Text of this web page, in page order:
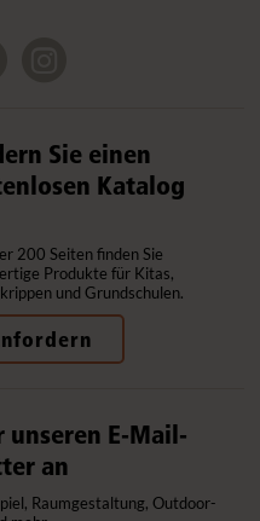
Sie einen
Katalog
200 Seiten finden Sie
Produkte für Kitas,
und Grundschulen.
unseren E-Mail-
an
Raumgestaltung, Outdoor-